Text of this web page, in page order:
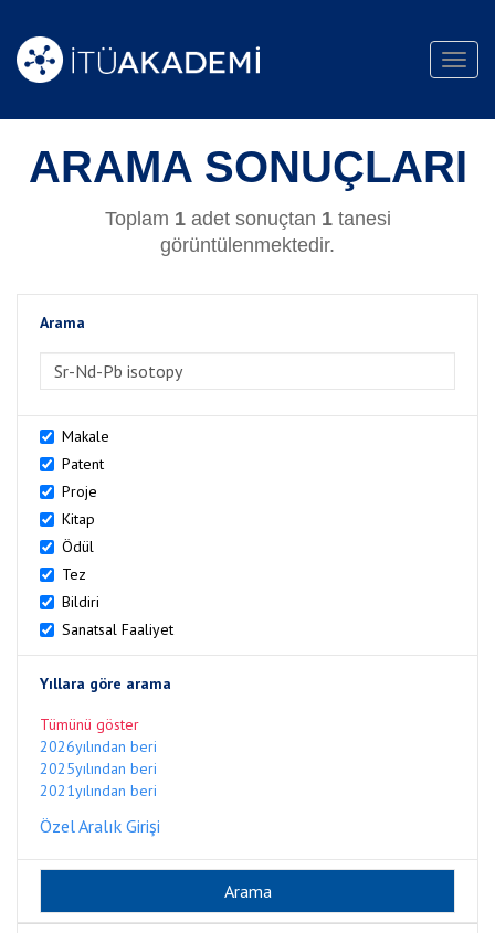
ARAMA SONUÇLARI
Toplam 1adet sonuçtan 1tanesi
görüntülenmektedir.
Arama
Makale
Patent
Proje
Kitap
Ödül
Tez
Bildiri
Sanatsal Faaliyet
Yıllara göre arama
Tümünü göster
2026yılından beri
2025yılından beri
2021yılından beri
Özel Aralık Girişi